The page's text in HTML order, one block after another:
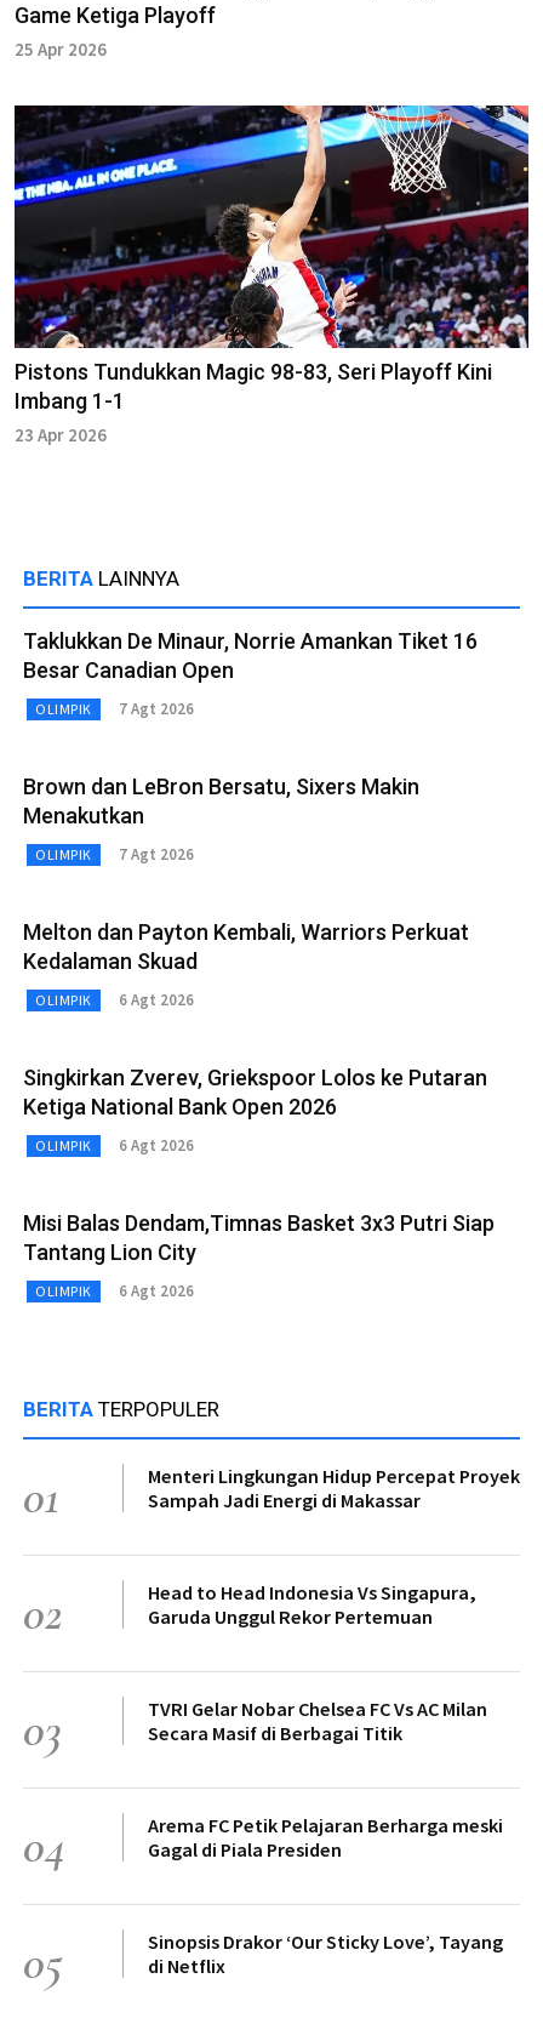
Game Ketiga Playoff
25 Apr 2026
Pistons Tundukkan Magic 98-83, Seri Playoff Kini
Imbang 1-1
23 Apr 2026
BERITA LAINNYA
Taklukkan De Minaur, Norrie Amankan Tiket 16
Besar Canadian Open
OLIMPIK 7 Agt 2026
Brown dan LeBron Bersatu, Sixers Makin
Menakutkan
OLIMPIK 7 Agt 2026
Melton dan Payton Kembali, Warriors Perkuat
Kedalaman Skuad
OLIMPIK 6 Agt 2026
Singkirkan Zverev, Griekspoor Lolos ke Putaran
Ketiga National Bank Open 2026
OLIMPIK 6 Agt 2026
Misi Balas Dendam,Timnas Basket 3x3 Putri Siap
Tantang Lion City
OLIMPIK 6 Agt 2026
BERITA TERPOPULER
01
Menteri Lingkungan Hidup Percepat Proyek
Sampah Jadi Energi di Makassar
02
Head to Head Indonesia Vs Singapura,
Garuda Unggul Rekor Pertemuan
03
TVRI Gelar Nobar Chelsea FC Vs AC Milan
Secara Masif di Berbagai Titik
04
Arema FC Petik Pelajaran Berharga meski
Gagal di Piala Presiden
05
Sinopsis Drakor ‘Our Sticky Love’, Tayang
di Netflix